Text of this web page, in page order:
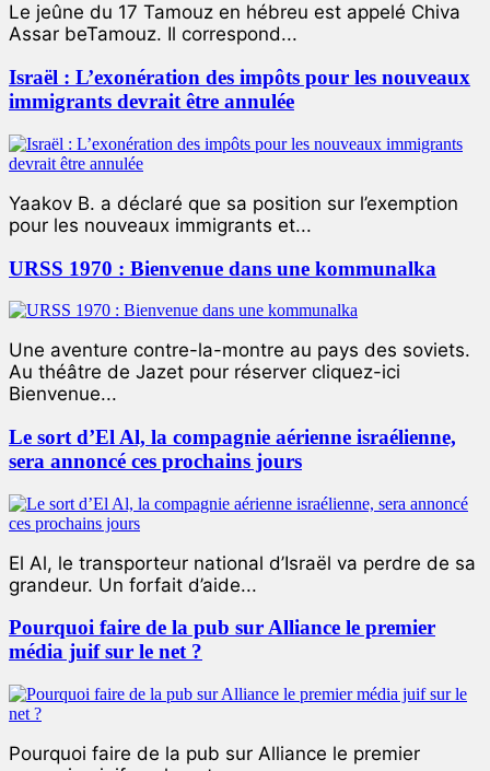
Le jeûne du 17 Tamouz en hébreu est appelé Chiva
Assar beTamouz. Il correspond...
Israël : L’exonération des impôts pour les nouveaux
immigrants devrait être annulée
Yaakov B. a déclaré que sa position sur l’exemption
pour les nouveaux immigrants et...
URSS 1970 : Bienvenue dans une kommunalka
Une aventure contre-la-montre au pays des soviets.
Au théâtre de Jazet pour réserver cliquez-ici
Bienvenue...
Le sort d’El Al, la compagnie aérienne israélienne,
sera annoncé ces prochains jours
El Al, le transporteur national d’Israël va perdre de sa
grandeur. Un forfait d’aide...
Pourquoi faire de la pub sur Alliance le premier
média juif sur le net ?
Pourquoi faire de la pub sur Alliance le premier